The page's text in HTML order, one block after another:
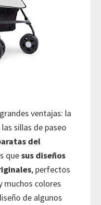
ventajas: la
sillas de paseo
del
quesus diseños
, perfectos
muchos colores
de algunos